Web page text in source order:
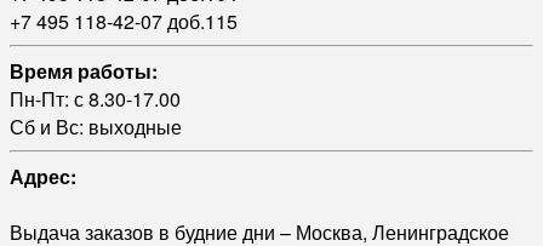
+7 495 118-42-07 доб.115
Время работы:
Пн-Пт: с 8.30-17.00
Сб и Вс: выходные
Адрес:
Выдача заказов в будние дни – Москва, Ленинградское